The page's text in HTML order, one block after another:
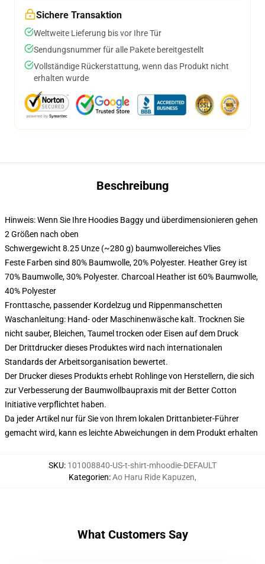
Sichere Transaktion
Weltweite Lieferung bis vor Ihre Tür
Sendungsnummer für alle Pakete bereitgestellt
Vollständige Rückerstattung, wenn das Produkt nicht
erhalten wurde
Beschreibung
Hinweis: Wenn Sie Ihre Hoodies Baggy und überdimensionieren gehen
2 Größen nach oben
Schwergewicht 8.25 Unze (~280 g) baumwollereiches Vlies
Feste Farben sind 80% Baumwolle, 20% Polyester. Heather Grey ist
70% Baumwolle, 30% Polyester. Charcoal Heather ist 60% Baumwolle,
40% Polyester
Fronttasche, passender Kordelzug und Rippenmanschetten
Waschanleitung: Hand- oder Maschinenwäsche kalt. Trocknen Sie
nicht sauber, Bleichen, Taumel trocken oder Eisen auf dem Druck
Der Drittdrucker dieses Produktes wird nach internationalen
Standards der Arbeitsorganisation bewertet.
Der Drucker dieses Produkts erhebt Rohlinge von Herstellern, die sich
zur Verbesserung der Baumwollbaupraxis mit der Better Cotton
Initiative verpflichtet haben.
Da jeder Artikel nur für Sie von Ihrem lokalen Drittanbieter-Führer
gemacht wird, kann es leichte Abweichungen in dem Produkt erhalten
SKU: 101008840-US-t-shirt-mhoodie-DEFAULT
Kategorien:Ao Haru Ride Kapuzen,
What Customers Say